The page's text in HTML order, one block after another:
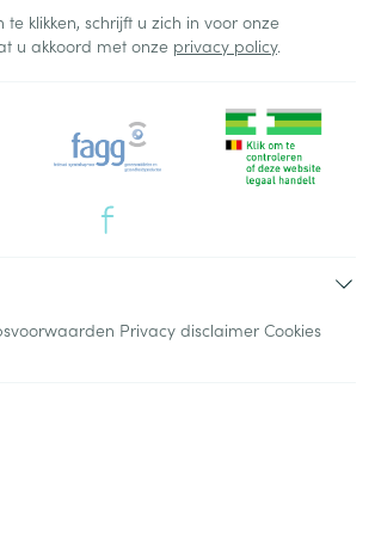
te klikken, schrijft u zich in voor onze
u akkoord met onze privacy policy.
Privacy disclaimer Cookies